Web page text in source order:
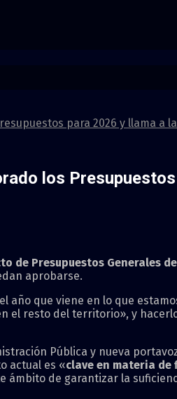
para 2026 y llama a
los
de Presupuestos Generales
aprobarse.
año que viene en lo que
el resto del territorio», y
Pública y nueva
actual es «clave en materia
ámbito de garantizar la